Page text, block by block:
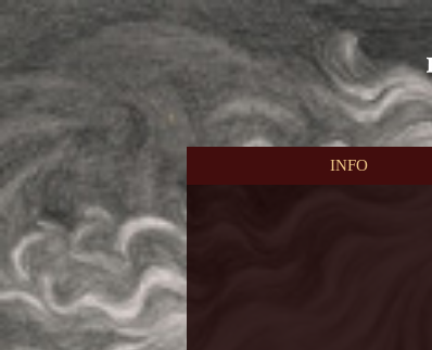
本文へスキップ
INFO